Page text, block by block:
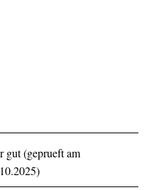
gut (geprueft am